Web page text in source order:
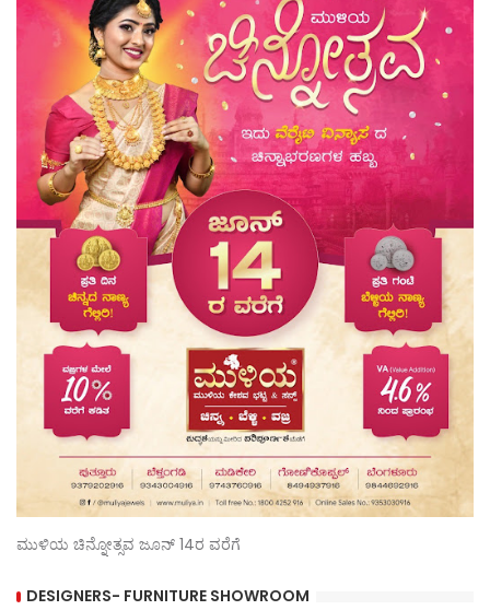
ಮುಳಿಯ ಚಿನ್ನೋತ್ಸವ ಜೂನ್ 14ರ ವರೆಗೆ
DESIGNERS- FURNITURE SHOWROOM